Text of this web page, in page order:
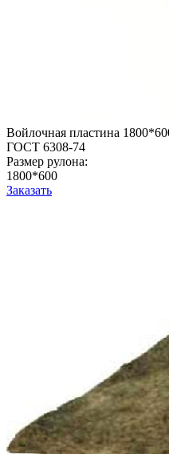
Войлочная пластина
ГОСТ 6308-74
Размер рулона:
1800*600
Заказать